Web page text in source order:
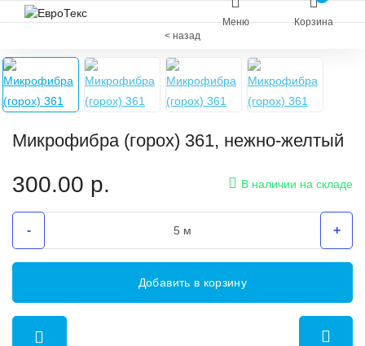
Меню
Корзина
< назад
Микрофибра (горох) 361, нежно-желтый
300.00 р. В наличии на складе
- +
Добавить в корзину